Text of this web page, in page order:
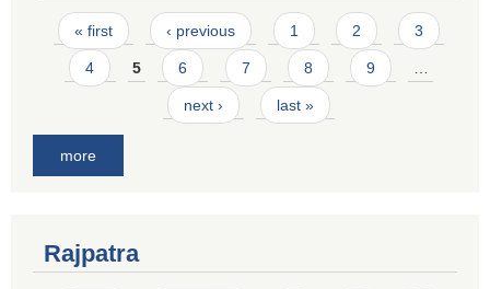
Pages
« first ‹ previous 1 2 3
4 5 6 7 8 9
next › last »
more
Rajpatra